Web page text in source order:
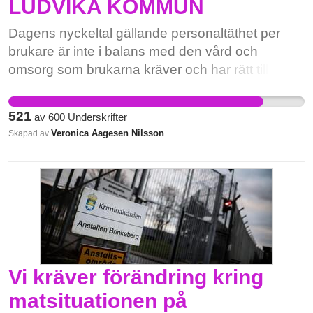
LUDVIKA KOMMUN
Dagens nyckeltal gällande personaltäthet per
brukare är inte i balans med den vård och
omsorg som brukarna kräver och har rätt till idag.
grundbemanning vilket gynnar vårdtagarna
positivt. Det ger mer tid till insatser och aktiviteter
som idag tyvärr ofta blir bortprioriterade. En
arbetsmiljö där även sjuktalen kan minska.
521 av 600 Underskrifter
Skapad av Veronica Aagesen Nilsson
Vi kräver förändring kring
matsituationen på